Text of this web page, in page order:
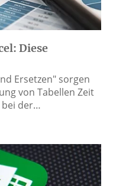
Diese
Ersetzen" sorgen
von Tabellen Zeit
bei der…